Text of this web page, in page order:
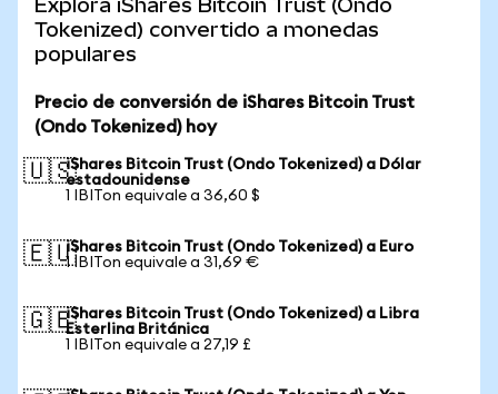
Explora iShares Bitcoin Trust (Ondo
Tokenized) convertido a monedas
populares
Precio de conversión de iShares Bitcoin Trust
(Ondo Tokenized) hoy
🇺🇸iShares Bitcoin Trust (Ondo Tokenized) a Dólar
estadounidense
1 IBITon equivale a 36,60 $
🇪🇺iShares Bitcoin Trust (Ondo Tokenized) a Euro
1 IBITon equivale a 31,69 €
🇬🇧iShares Bitcoin Trust (Ondo Tokenized) a Libra
Esterlina Británica
1 IBITon equivale a 27,19 £